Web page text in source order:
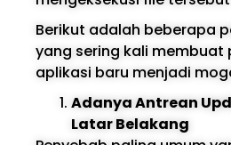
Berikut adalah beberapa
yang sering kali membuat
aplikasi baru menjadi
Adanya Antrean
Latar Belakang